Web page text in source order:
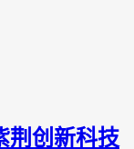
创新科技